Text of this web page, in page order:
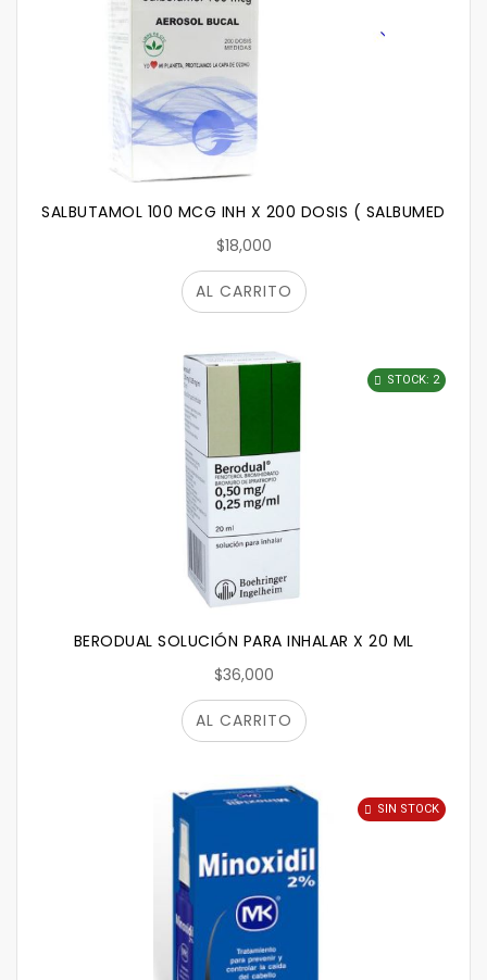
SALBUTAMOL 100 MCG INH X 200 DOSIS ( SALBUMED)
$18,000
AL CARRITO
BERODUAL SOLUCIÓN PARA INHALAR X 20 ML
$36,000
STOCK: 2
AL CARRITO
SIN STOCK